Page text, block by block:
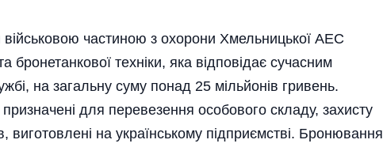
частиною з охорони Хмельницької АЕС
бронетанкової техніки, яка відповідає сучасним
на загальну суму понад 25 мільйонів гривень.
для перевезення особового складу, захисту
виготовлені на українському підприємстві. Бронювання